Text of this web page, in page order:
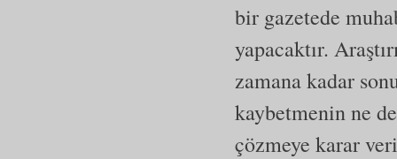
bir gazetede
yapacaktır.
zamana kadar
kaybetmenin ne
çözmeye karar